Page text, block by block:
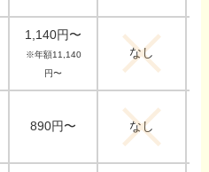
1,140円〜
※年額11,140
円〜
なし
890円〜 なし